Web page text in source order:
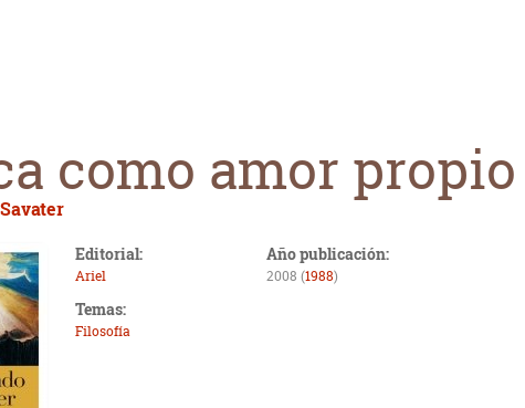
como amor propio
Editorial:
Ariel
Año publicación:
2008 (1988)
Temas:
Filosofía